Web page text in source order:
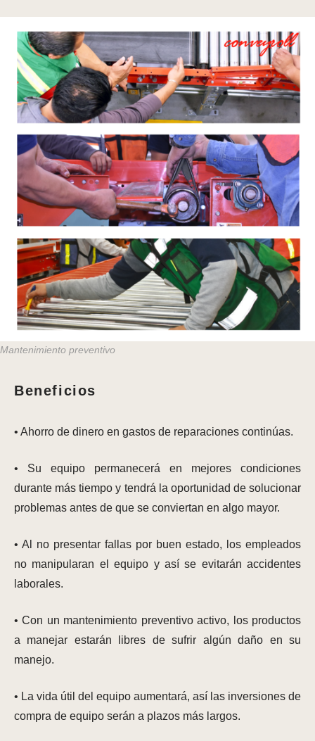
Mantenimiento preventivo
Beneficios
• Ahorro de dinero en gastos de reparaciones continúas.
• Su equipo permanecerá en mejores condiciones
durante más tiempo y tendrá la oportunidad de solucionar
problemas antes de que se conviertan en algo mayor.
• Al no presentar fallas por buen estado, los empleados
no manipularan el equipo y así se evitarán accidentes
laborales.
• Con un mantenimiento preventivo activo, los productos
a manejar estarán libres de sufrir algún daño en su
manejo.
• La vida útil del equipo aumentará, así las inversiones de
compra de equipo serán a plazos más largos.